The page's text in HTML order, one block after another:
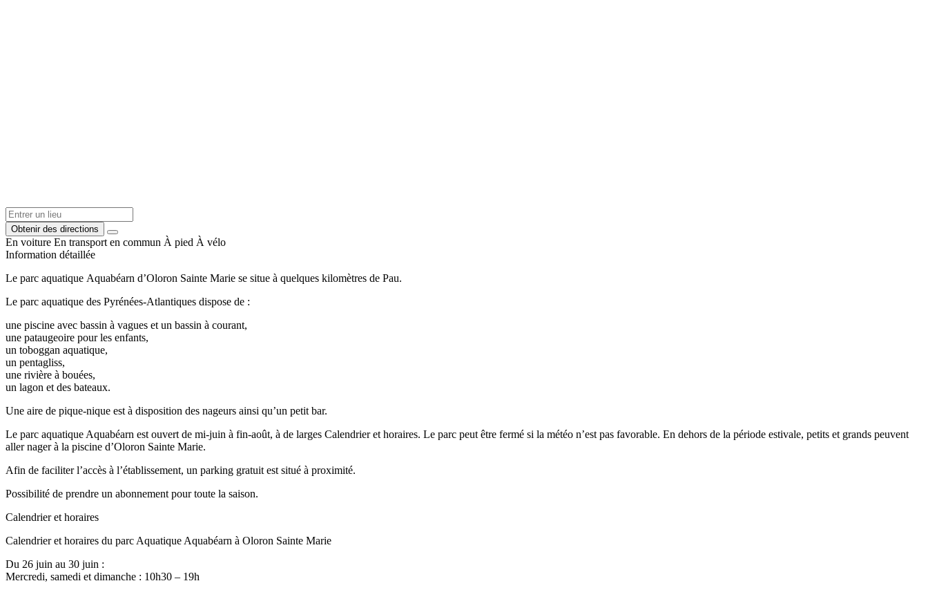
Obtenir des directions
En voiture En transport en commun À pied À vélo
Information détaillée
Le parc aquatique Aquabéarn d’Oloron Sainte Marie se situe à quelques kilomètres de Pau.
Le parc aquatique des Pyrénées-Atlantiques dispose de :
une piscine avec bassin à vagues et un bassin à courant,
une pataugeoire pour les enfants,
un toboggan aquatique,
un pentagliss,
une rivière à bouées,
un lagon et des bateaux.
Une aire de pique-nique est à disposition des nageurs ainsi qu’un petit bar.
Le parc aquatique Aquabéarn est ouvert de mi-juin à fin-août, à de larges Calendrier et horaires. Le parc peut être fermé si la météo n’est pas favorable. En dehors de la période estivale, petits et grands peuvent
aller nager à la piscine d’Oloron Sainte Marie.
Afin de faciliter l’accès à l’établissement, un parking gratuit est situé à proximité.
Possibilité de prendre un abonnement pour toute la saison.
Calendrier et horaires
Calendrier et horaires du parc Aquatique Aquabéarn à Oloron Sainte Marie
Du 26 juin au 30 juin :
Mercredi, samedi et dimanche : 10h30 – 19h